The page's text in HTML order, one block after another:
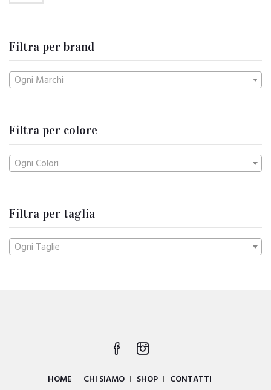
Filtra per brand
Ogni Marchi
Filtra per colore
Ogni Colori
Filtra per taglia
Ogni Taglie
HOME CHI SIAMO SHOP CONTATTI